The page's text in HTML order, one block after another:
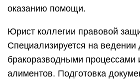
оказанию помощи.
Юрист коллегии правовой
Специализируется на ведении
бракоразводными процессами
алиментов. Подготовка